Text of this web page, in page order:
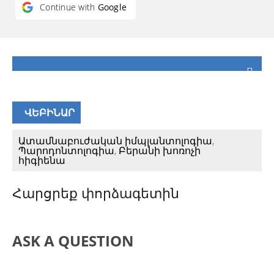
ՎԵԲԻՆԱՐ
Ատամնաբուժական իմպլանտոլոգիա,
Պարոդոնտոլոգիա, Բերանի խոռոչի
հիգիենա
Հարցրեք փորձագետին
ASK A QUESTION
Continue with Google